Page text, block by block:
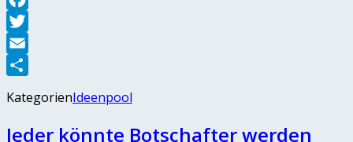
Facebook
Twitter
Email
KategorienIdeenpool
Jeder könnte Botschafter werden